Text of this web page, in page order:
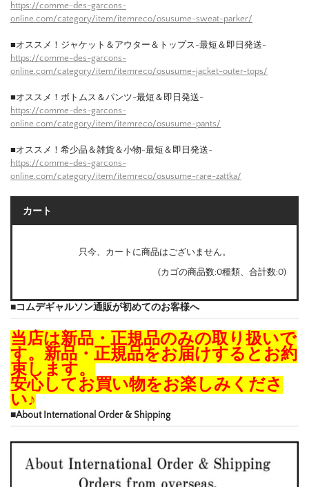
https://comme-des-garcons-
online.com/category/item/itemreco/osusume-sweat-parker/
■オススメ！ジャケット＆アウター＆トップス-最短＆即日発送-
https://comme-des-garcons-
online.com/category/item/itemreco/osusume-jacket-outer-tops/
■オススメ！ボトムス＆パンツ-最短＆即日発送-
https://comme-des-garcons-
online.com/category/item/itemreco/osusume-pants/
■オススメ！希少品＆雑貨＆小物-最短＆即日発送-
https://comme-des-garcons-
online.com/category/item/itemreco/osusume-rare-zattka/
カート
只今、カートに商品はございません。
(カゴの商品数:0種類、合計数:0)
■コムデギャルソン通販が初めてのお客様へ
当店は新品・正規品のみの取り扱いで
す。新品・正規品をお届けするとお約
束します。
安心してお買い物をお楽しみくださ
い♪
■About International Order & Shipping